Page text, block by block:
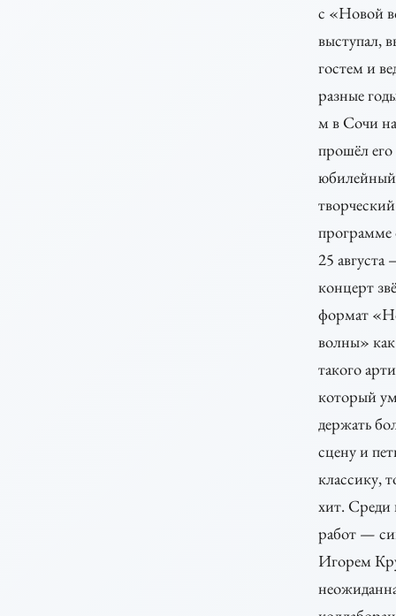
с «Новой
выступал,
гостем и
разные
м в Сочи
прошёл его
юбилейный
программе
25 августа
концерт
формат
волны»
такого
который
держать
сцену и
классику,
хит. Среди
работ —
Игорем